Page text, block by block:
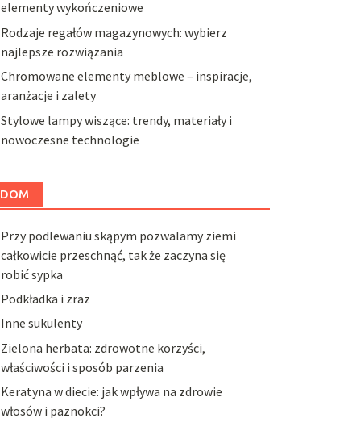
elementy wykończeniowe
Rodzaje regałów magazynowych: wybierz
najlepsze rozwiązania
Chromowane elementy meblowe – inspiracje,
aranżacje i zalety
Stylowe lampy wiszące: trendy, materiały i
nowoczesne technologie
DOM
Przy podlewaniu skąpym pozwalamy ziemi
całkowicie przeschnąć, tak że zaczyna się
robić sypka
Podkładka i zraz
Inne sukulenty
Zielona herbata: zdrowotne korzyści,
właściwości i sposób parzenia
Keratyna w diecie: jak wpływa na zdrowie
włosów i paznokci?